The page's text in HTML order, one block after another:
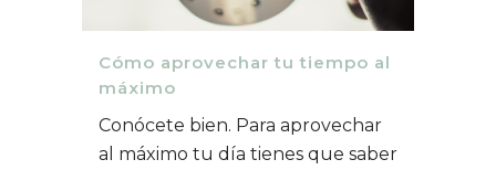
Cómo aprovechar tu tiempo al
máximo
Conócete bien. Para aprovechar
al máximo tu día tienes que saber